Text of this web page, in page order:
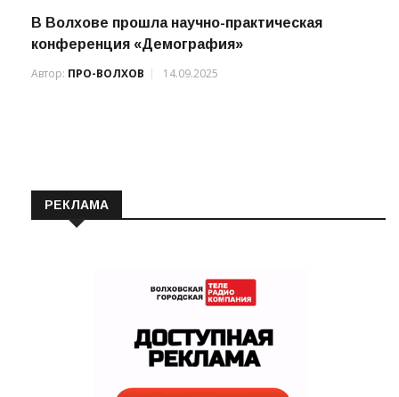
конференция «Демография»